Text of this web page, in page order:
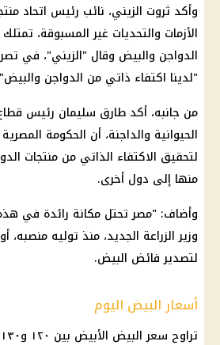
وأكد ثروت الزيني، نائب رئيس اتحاد
الأزمات والتحديات غير المسبوقة،
الدواجن والبيض وقال "الزيني"، في
"لدينا اكتفاء ذاتي من الدواجن
من جانبه، أكد طارق سليمان رئيس قطاع
الحيوانية والداجنة، أن الحكومة
لتحقيق الاكتفاء الذاتي من منتجات
منها إلى دول أخرى.
وأضاف: "مصر تحتل مكانة رائدة في
وزير الزراعة الجديد، منذ توليه منصبه،
لتصدير فائض البيض.
أسعار البيض اليوم
تراوح سعر البيض الأبيض بين ١٢٠ و١٣٠ جنيهًا مصريًا للكرتونة.